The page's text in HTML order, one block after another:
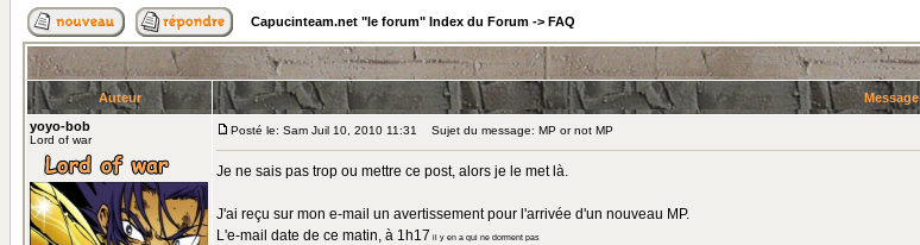
Capucinteam.net "le forum" Index du Forum -> FAQ
Auteur
Message
yoyo-bob
Lord of war
Posté le: Sam Juil 10, 2010 11:31 Sujet du message: MP or not MP
Je ne sais pas trop ou mettre ce post, alors je le met là.
J'ai reçu sur mon e-mail un avertissement pour l'arrivée d'un nouveau MP.
L'e-mail date de ce matin, à 1h17 il y en a qui ne dorment pas